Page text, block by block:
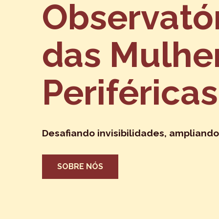
das
Periféricas
Desafiando invisibilidades,
SOBRE NÓS